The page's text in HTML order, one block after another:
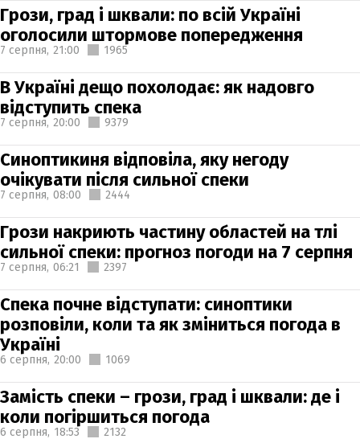
Грози, град і шквали: по всій Україні
оголосили штормове попередження
7 серпня, 21:00 1965
В Україні дещо похолодає: як надовго
відступить спека
7 серпня, 20:00 9379
Синоптикиня відповіла, яку негоду
очікувати після сильної спеки
7 серпня, 08:00 2444
Грози накриють частину областей на тлі
сильної спеки: прогноз погоди на 7 серпня
7 серпня, 06:21 2397
Спека почне відступати: синоптики
розповіли, коли та як зміниться погода в
Україні
6 серпня, 20:00 1069
Замість спеки – грози, град і шквали: де і
коли погіршиться погода
6 серпня, 18:53 2132